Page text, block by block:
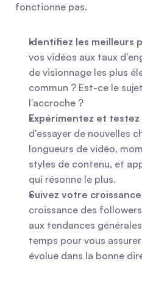
fonctionne pas.
Identifiez les meilleurs
vos vidéos aux taux
de visionnage les plus
commun ? Est-ce le
l'accroche ?
Expérimentez et testez
d'essayer de nouvelles
longueurs de vidéo,
styles de contenu, et
qui résonne le plus.
Suivez votre
croissance des
aux tendances
temps pour vous
évolue dans la bonne